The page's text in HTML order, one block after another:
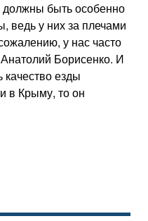
должны быть особенно
ведь у них за плечами
у нас часто
Борисенко. И
качество езды
в Крыму, то он